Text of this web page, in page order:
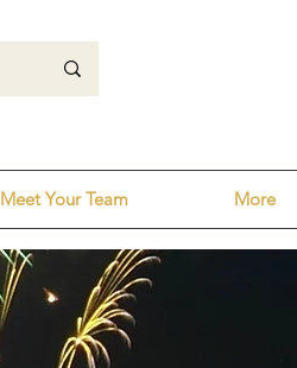
Meet Your Team More